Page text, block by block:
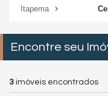
Itapema
Encontre seu
3 imóveis encontrados